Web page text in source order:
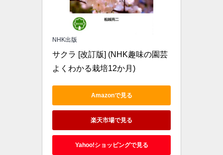
NHK出版
サクラ [改訂版] (NHK趣味の園芸
よくわかる栽培12か月)
Amazonで見る
楽天市場で見る
Yahoo!ショッピングで見る